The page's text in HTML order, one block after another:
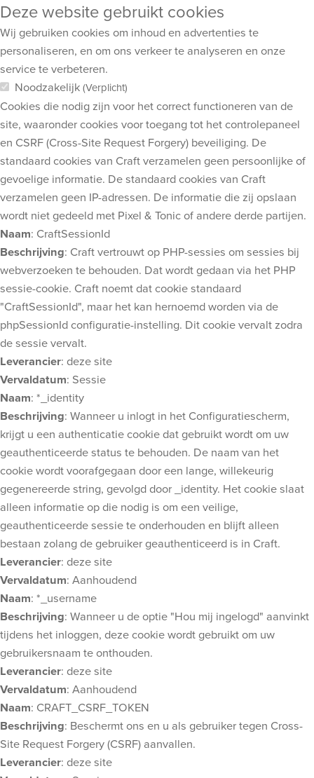
Deze website gebruikt cookies
Wij gebruiken cookies om inhoud en advertenties te
personaliseren, en om ons verkeer te analyseren en onze
service te verbeteren.
Noodzakelijk(Verplicht)
Cookies die nodig zijn voor het correct functioneren van de
site, waaronder cookies voor toegang tot het controlepaneel
en CSRF (Cross-Site Request Forgery) beveiliging. De
standaard cookies van Craft verzamelen geen persoonlijke of
gevoelige informatie. De standaard cookies van Craft
verzamelen geen IP-adressen. De informatie die zij opslaan
wordt niet gedeeld met Pixel & Tonic of andere derde partijen.
Naam: CraftSessionId
Beschrijving: Craft vertrouwt op PHP-sessies om sessies bij
webverzoeken te behouden. Dat wordt gedaan via het PHP
sessie-cookie. Craft noemt dat cookie standaard
"CraftSessionId", maar het kan hernoemd worden via de
phpSessionId configuratie-instelling. Dit cookie vervalt zodra
de sessie vervalt.
Leverancier: deze site
Vervaldatum: Sessie
Naam: *_identity
Beschrijving: Wanneer u inlogt in het Configuratiescherm,
krijgt u een authenticatie cookie dat gebruikt wordt om uw
geauthenticeerde status te behouden. De naam van het
cookie wordt voorafgegaan door een lange, willekeurig
gegenereerde string, gevolgd door _identity. Het cookie slaat
alleen informatie op die nodig is om een veilige,
geauthenticeerde sessie te onderhouden en blijft alleen
bestaan zolang de gebruiker geauthenticeerd is in Craft.
Leverancier: deze site
Vervaldatum: Aanhoudend
Naam: *_username
Beschrijving: Wanneer u de optie "Hou mij ingelogd" aanvinkt
tijdens het inloggen, deze cookie wordt gebruikt om uw
gebruikersnaam te onthouden.
Leverancier: deze site
Vervaldatum: Aanhoudend
Naam: CRAFT_CSRF_TOKEN
Beschrijving: Beschermt ons en u als gebruiker tegen Cross-
Site Request Forgery (CSRF) aanvallen.
Leverancier: deze site